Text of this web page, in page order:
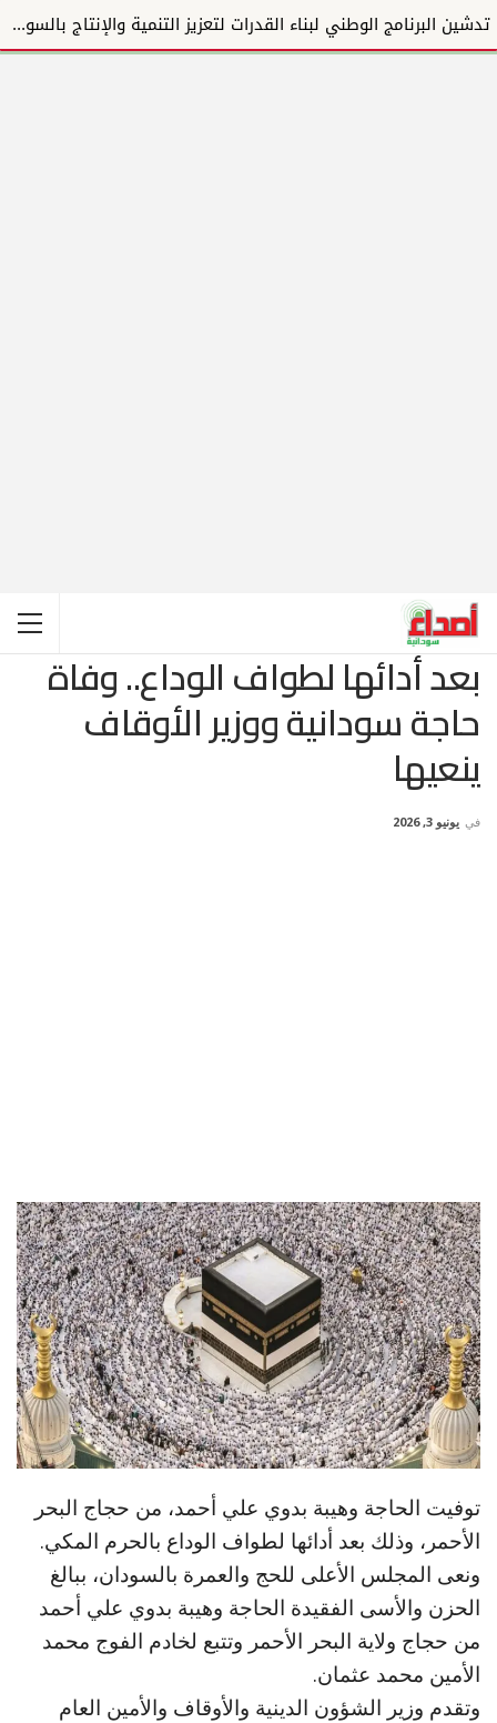
تدشين البرنامج الوطني لبناء القدرات لتعزيز التنمية والإنتاج بالسودان
بعد أدائها لطواف الوداع.. وفاة
حاجة سودانية ووزير الأوقاف
ينعيها
في يونيو 3, 2026
توفيت الحاجة وهيبة بدوي علي أحمد، من حجاج البحر
الأحمر، وذلك بعد أدائها لطواف الوداع بالحرم المكي.
ونعى المجلس الأعلى للحج والعمرة بالسودان، ببالغ
الحزن والأسى الفقيدة الحاجة وهيبة بدوي علي أحمد
من حجاج ولاية البحر الأحمر وتتبع لخادم الفوج محمد
الأمين محمد عثمان.
وتقدم وزير الشؤون الدينية والأوقاف والأمين العام